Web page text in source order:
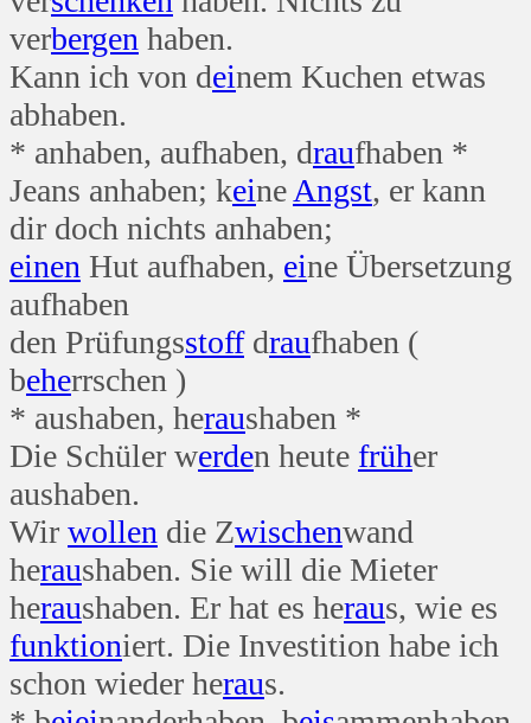
verbergen haben.
Kann ich von deinem Kuchen etwas
abhaben.
* anhaben, aufhaben, draufhaben *
Jeans anhaben; keine Angst, er kann
dir doch nichts anhaben;
einen Hut aufhaben, eine Übersetzung
aufhaben
den Prüfungsstoffdraufhaben (
beherrschen )
* aushaben, heraushaben *
Die Schüler werden heute früher
aushaben.
Wir wollen die Zwischenwand
heraushaben. Sie will die Mieter
heraushaben. Er hat es heraus, wie es
funktioniert. Die Investition habe ich
schon wieder heraus.